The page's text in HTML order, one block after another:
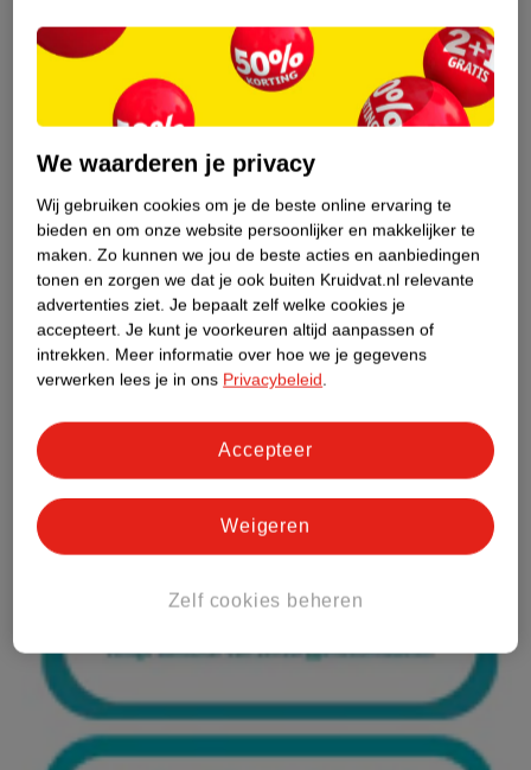
We waarderen je privacy
Wij gebruiken cookies om je de beste online ervaring te
bieden en om onze website persoonlijker en makkelijker te
maken. Zo kunnen we jou de beste acties en aanbiedingen
tonen en zorgen we dat je ook buiten Kruidvat.nl relevante
advertenties ziet. Je bepaalt zelf welke cookies je
accepteert. Je kunt je voorkeuren altijd aanpassen of
intrekken. Meer informatie over hoe we je gegevens
verwerken lees je in ons Privacybeleid.
Zelf cookies beheren
Weigeren
Accepteer